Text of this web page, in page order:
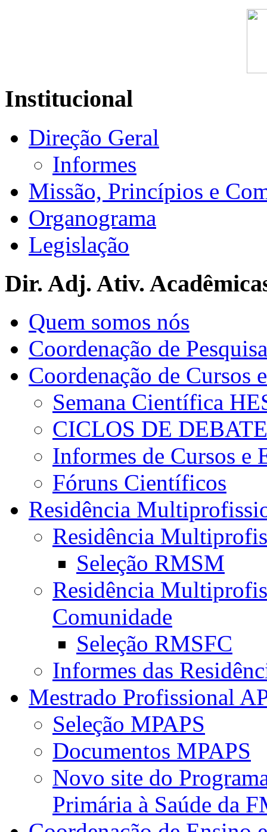
Institucional
Direção Geral
Informes
Missão, Princípios e
Organograma
Legislação
Dir. Adj. Ativ.
Quem somos nós
Coordenação de Pesquisa
Coordenação de Cursos
Semana Científica
CICLOS DE
Informes de Cursos e
Fóruns Científicos
Residência
Residência
Seleção RMSM
Residência
Comunidade
Seleção RMSFC
Informes das
Mestrado Profissional
Seleção MPAPS
Documentos MPAPS
Novo site do
Primária à Saúde da